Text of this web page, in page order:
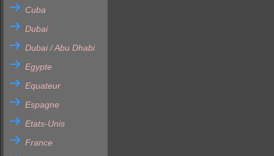
Cuba
Dubai
Dubai / Abu Dhabi
Egypte
Equateur
Espagne
Etats-Unis
France